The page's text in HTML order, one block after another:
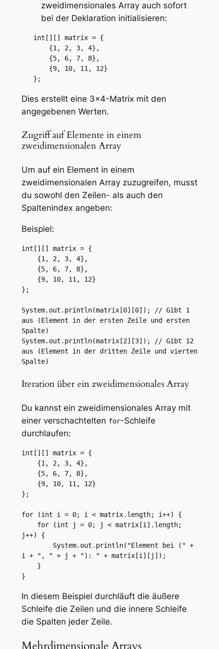
zweidimensionales Array auch sofort
bei der Deklaration initialisieren:
   };
Dies erstellt eine 3×4-Matrix mit den
angegebenen Werten.
Zugriff auf Elemente in einem
zweidimensionalen Array
Um auf ein Element in einem
zweidimensionalen Array zuzugreifen, musst
du sowohl den Zeilen- als auch den
Spaltenindex angeben:
Beispiel:
int[][] matrix = {
};
System.out.println(matrix[0][0]); // Gibt 1
aus (Element in der ersten Zeile und ersten
Spalte)
System.out.println(matrix[2][3]); // Gibt 12
aus (Element in der dritten Zeile und vierten
Spalte)
Iteration über ein zweidimensionales Array
Du kannst ein zweidimensionales Array mit
einer verschachtelten for-Schleife
durchlaufen:
int[][] matrix = {
};
for (int i = 0; i < matrix.length; i++) {
j++) {
i + ", " + j + "): " + matrix[i][j]);
}
In diesem Beispiel durchläuft die äußere
Schleife die Zeilen und die innere Schleife
die Spalten jeder Zeile.
Mehrdimensionale Arrays